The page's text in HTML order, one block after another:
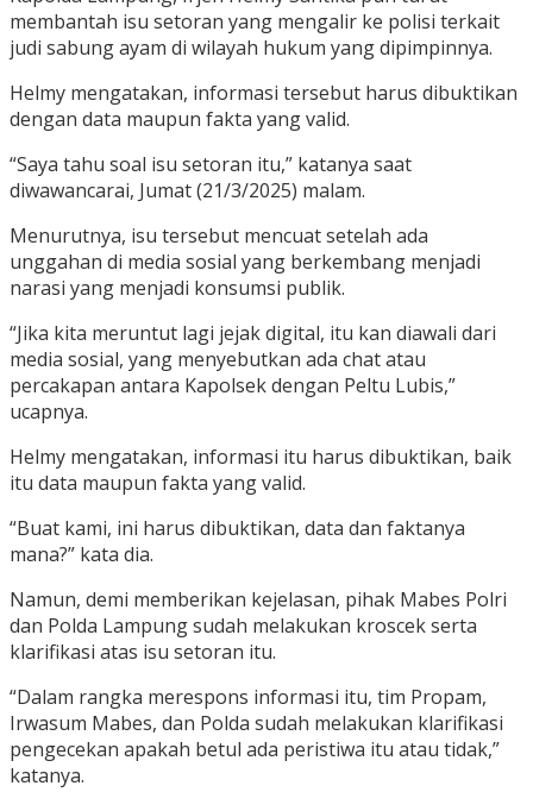
membantah isu setoran yang mengalir ke polisi terkait
judi sabung ayam di wilayah hukum yang dipimpinnya.
Helmy mengatakan, informasi tersebut harus dibuktikan
dengan data maupun fakta yang valid.
“Saya tahu soal isu setoran itu,” katanya saat
diwawancarai, Jumat (21/3/2025) malam.
Menurutnya, isu tersebut mencuat setelah ada
unggahan di media sosial yang berkembang menjadi
narasi yang menjadi konsumsi publik.
“Jika kita meruntut lagi jejak digital, itu kan diawali dari
media sosial, yang menyebutkan ada chat atau
percakapan antara Kapolsek dengan Peltu Lubis,”
ucapnya.
Helmy mengatakan, informasi itu harus dibuktikan, baik
itu data maupun fakta yang valid.
“Buat kami, ini harus dibuktikan, data dan faktanya
mana?” kata dia.
Namun, demi memberikan kejelasan, pihak Mabes Polri
dan Polda Lampung sudah melakukan kroscek serta
klarifikasi atas isu setoran itu.
“Dalam rangka merespons informasi itu, tim Propam,
Irwasum Mabes, dan Polda sudah melakukan klarifikasi
pengecekan apakah betul ada peristiwa itu atau tidak,”
katanya.